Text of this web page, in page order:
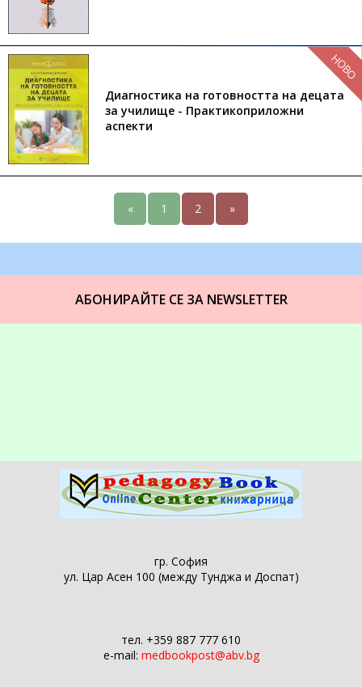
Диагностика на готовността на децата
за училище - Практикоприложни
аспекти
НОВО
« 1 2 »
АБОНИРАЙТЕ СЕ ЗА NEWSLETTER
гр. София
ул. Цар Асен 100 (между Тунджа и Доспат)
тел. +359 887 777 610
e-mail: medbookpost@abv.bg